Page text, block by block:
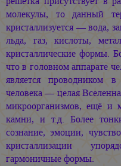
молекулы, то данный
кристаллизуется — вода,
льда, газ, кислоты,
кристаллические формы.
что в головном аппарате
является проводником
человека — целая
микроорганизмов, ещё и
камни, и т.д. Более
сознание, эмоции,
кристаллизации
гармоничные формы.